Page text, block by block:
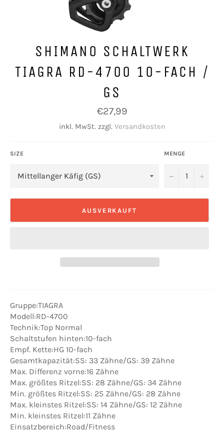
SHIMANO SCHALTWERK
TIAGRA RD-4700 10-FACH /
GS
Normaler
Preis
€27,99
inkl. MwSt. zzgl. Versandkosten
SIZE MENGE
− +
AUSVERKAUFT
Gruppe:TIAGRA
Modell:RD-4700
Technik:Top Normal
Schaltstufen hinten:10-fach
Empf. Kette:HG 10-fach
Gesamtkapazität:SS: 33 Zähne/GS: 39 Zähne
Max. Differenz vorne:16 Zähne
Max. größtes Ritzel:SS: 28 Zähne/GS: 34 Zähne
Min. größtes Ritzel:SS: 25 Zähne/GS: 28 Zähne
Max. kleinstes Ritzel:SS: 14 Zähne/GS: 12 Zähne
Min. kleinstes Ritzel:11 Zähne
Einsatzbereich:Road/Fitness